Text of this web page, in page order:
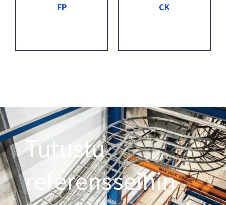
FP CK
Tutustu
referensseihin